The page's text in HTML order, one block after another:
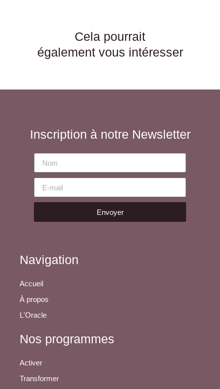
Cela pourrait
également vous intéresser
Inscription à notre Newsletter
Envoyer
Navigation
Accueil
À propos
L'Oracle
Nos programmes
Activer
Transformer